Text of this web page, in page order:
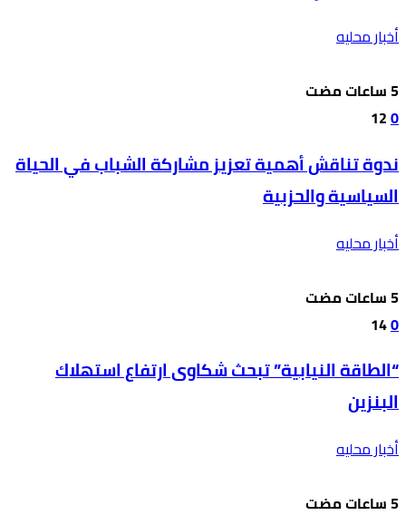
أخبار محليه
0
12
ندوة تناقش أهمية تعزيز مشاركة الشباب في الحياة
السياسية والحزبية
أخبار محليه
0
14
“الطاقة النيابية” تبحث شكاوى ارتفاع استهلاك
البنزين
أخبار محليه